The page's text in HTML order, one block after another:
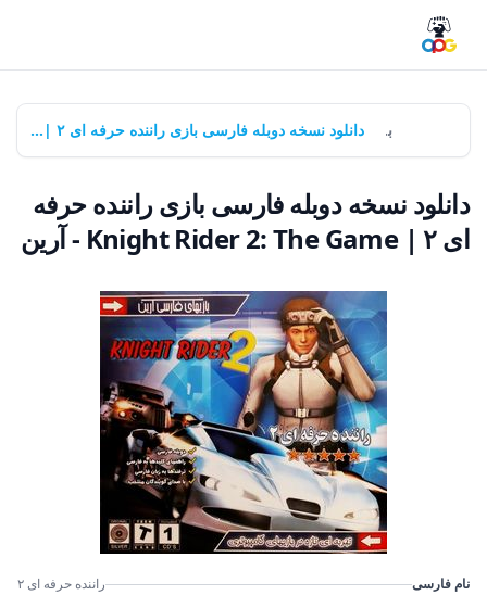
بازی‌ها دانلود نسخه دوبله فارسی بازی راننده حرفه ای ۲ | Knight Rider 2: The Game - آرین
دانلود نسخه دوبله فارسی بازی راننده حرفه
ای ۲ | Knight Rider 2: The Game - آرین
نام فارسی
راننده حرفه ای ۲